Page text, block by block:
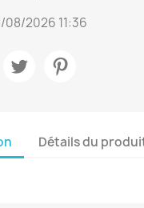
08/2026 11:36
Détails du